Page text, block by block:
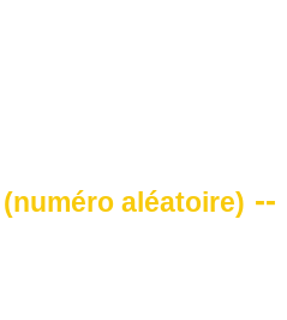
(numéro aléatoire) --